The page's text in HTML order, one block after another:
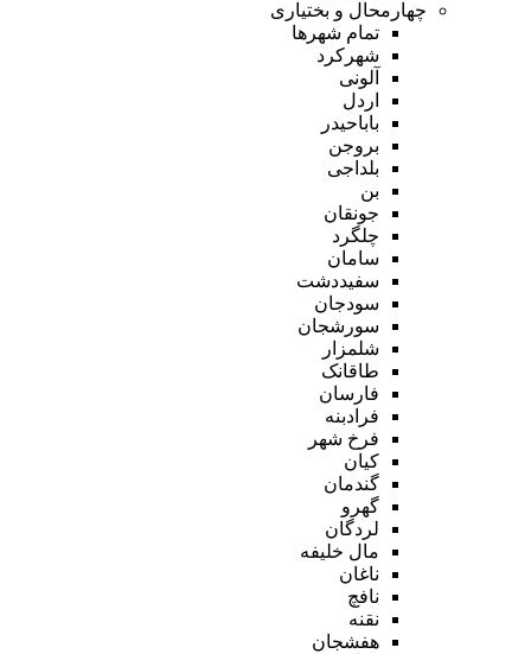
چهارمحال و بختیاری
تمام شهر‌ها
شهرکرد
آلونی
اردل
باباحیدر
بروجن
بلداجی
بن
جونقان
چلگرد
سامان
سفیددشت
سودجان
سورشجان
شلمزار
طاقانک
فارسان
فرادبنه
فرخ شهر
کیان
گندمان
گهرو
لردگان
مال خلیفه
ناغان
نافچ
نقنه
هفشجان